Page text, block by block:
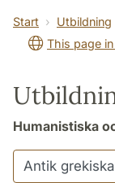
Start Utbildning
This page
Humanistiska